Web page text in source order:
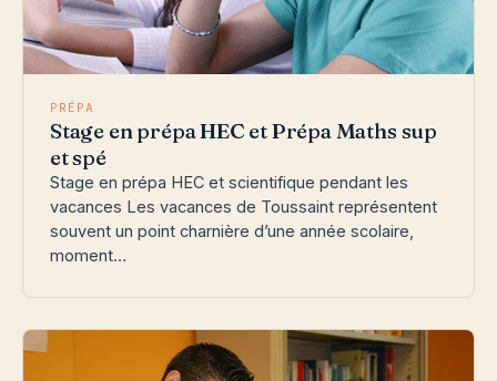
PRÉPA
Stage en prépa HEC et Prépa Maths sup
et spé
Stage en prépa HEC et scientifique pendant les
vacances Les vacances de Toussaint représentent
souvent un point charnière d’une année scolaire,
moment…